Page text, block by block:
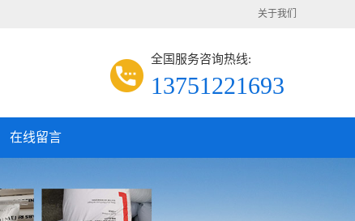
关于我们
全国服务咨询热线:
13751221693
在线留言